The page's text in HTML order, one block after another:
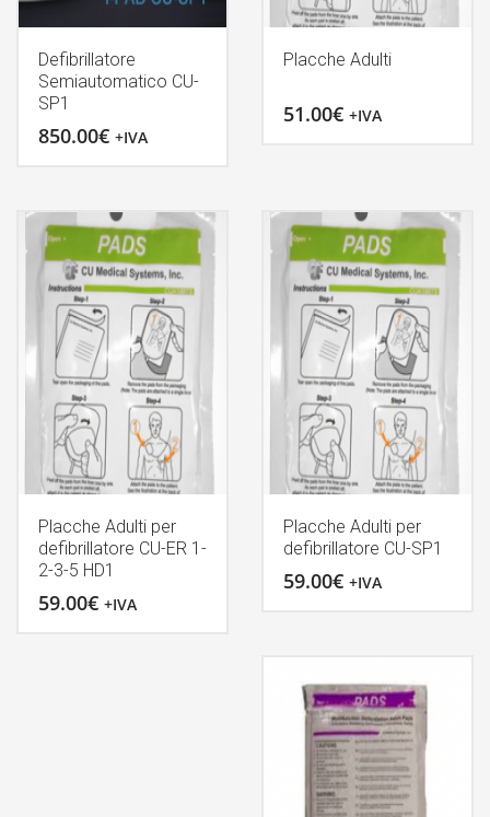
Defibrillatore
Semiautomatico CU-
SP1
850.00€ +IVA
Placche Adulti
51.00€ +IVA
Placche Adulti per
defibrillatore CU-ER 1-
2-3-5 HD1
59.00€ +IVA
Placche Adulti per
defibrillatore CU-SP1
59.00€ +IVA